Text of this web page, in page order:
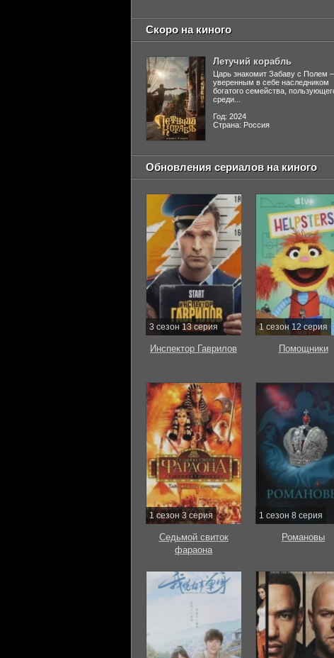
Скоро на киного
Летучий корабль
Царь знакомит Забаву с Полем –
уверенным в себе наследником
богатого семейства,
среди...
Год: 2024
Страна: Россия
Обновления сериалов на киного
3 сезон 13 серия
Инспектор Гаврилов
1 сезон 12 серия
Помощники
1 сезон 3 серия
Седьмой свиток
фараона
1 сезон 8 серия
Романовы